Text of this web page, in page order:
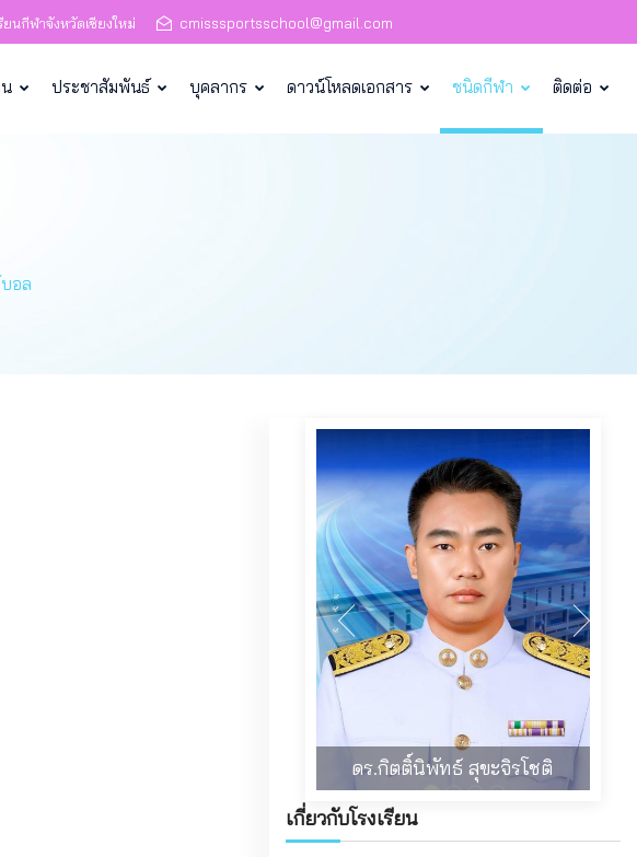
รียนกีฬาจังหวัดเชียงใหม่ cmisssportsschool@gmail.com
น ประชาสัมพันธ์ บุคลากร ดาวน์โหลดเอกสาร ชนิดกีฬา ติดต่อ
อล
นางสาวเยาวลักษณ์ สุริยุทธ
เกี่ยวกับโรงเรียน